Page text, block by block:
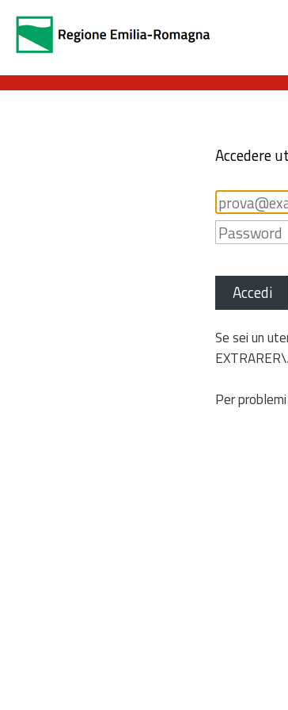
Accedere
Accedi
Se sei un
EXTRARER\
Per